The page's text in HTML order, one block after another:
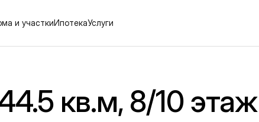
и участкиИпотекаУслуги
кв.м, 8/10 этаж